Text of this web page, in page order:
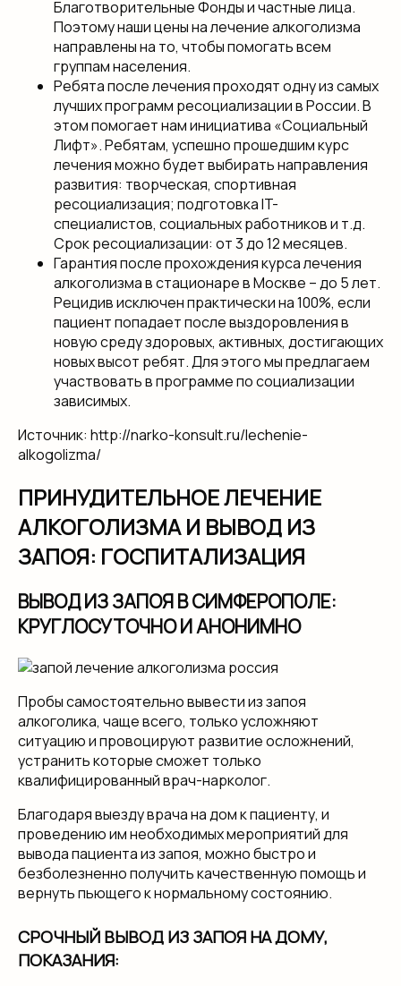
Благотворительные Фонды и частные лица.
Поэтому наши цены на лечение алкоголизма
направлены на то, чтобы помогать всем
группам населения.
Ребята после лечения проходят одну из самых
лучших программ ресоциализации в России. В
этом помогает нам инициатива «Социальный
Лифт». Ребятам, успешно прошедшим курс
лечения можно будет выбирать направления
развития: творческая, спортивная
ресоциализация; подготовка IT-
специалистов, социальных работников и т.д.
Срок ресоциализации: от 3 до 12 месяцев.
Гарантия после прохождения курса лечения
алкоголизма в стационаре в Москве – до 5 лет.
Рецидив исключен практически на 100%, если
пациент попадает после выздоровления в
новую среду здоровых, активных, достигающих
новых высот ребят. Для этого мы предлагаем
участвовать в программе по социализации
зависимых.
Источник: http://narko-konsult.ru/lechenie-
alkogolizma/
ПРИНУДИТЕЛЬНОЕ ЛЕЧЕНИЕ
АЛКОГОЛИЗМА И ВЫВОД ИЗ
ЗАПОЯ: ГОСПИТАЛИЗАЦИЯ
ВЫВОД ИЗ ЗАПОЯ В СИМФЕРОПОЛЕ:
КРУГЛОСУТОЧНО И АНОНИМНО
Пробы самостоятельно вывести из запоя
алкоголика, чаще всего, только усложняют
ситуацию и провоцируют развитие осложнений,
устранить которые сможет только
квалифицированный врач-нарколог.
Благодаря выезду врача на дом к пациенту, и
проведению им необходимых мероприятий для
вывода пациента из запоя, можно быстро и
безболезненно получить качественную помощь и
вернуть пьющего к нормальному состоянию.
СРОЧНЫЙ ВЫВОД ИЗ ЗАПОЯ НА ДОМУ,
ПОКАЗАНИЯ: